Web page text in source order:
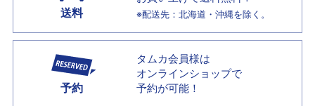
送料 ※配送先：北海道・沖縄を除く。
予約
タムカ会員様は
オンラインショップで
予約が可能！